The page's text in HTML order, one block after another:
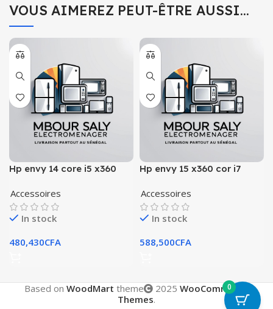
VOUS AIMEREZ PEUT-ÊTRE AUSSI…
Hp envy 14 core i5 x360
Accessoires
In stock
480,430CFA
Hp envy 15 x360 cor i7
Accessoires
In stock
588,500CFA
Based on WoodMart theme 2025 WooCommerce
Themes.
0